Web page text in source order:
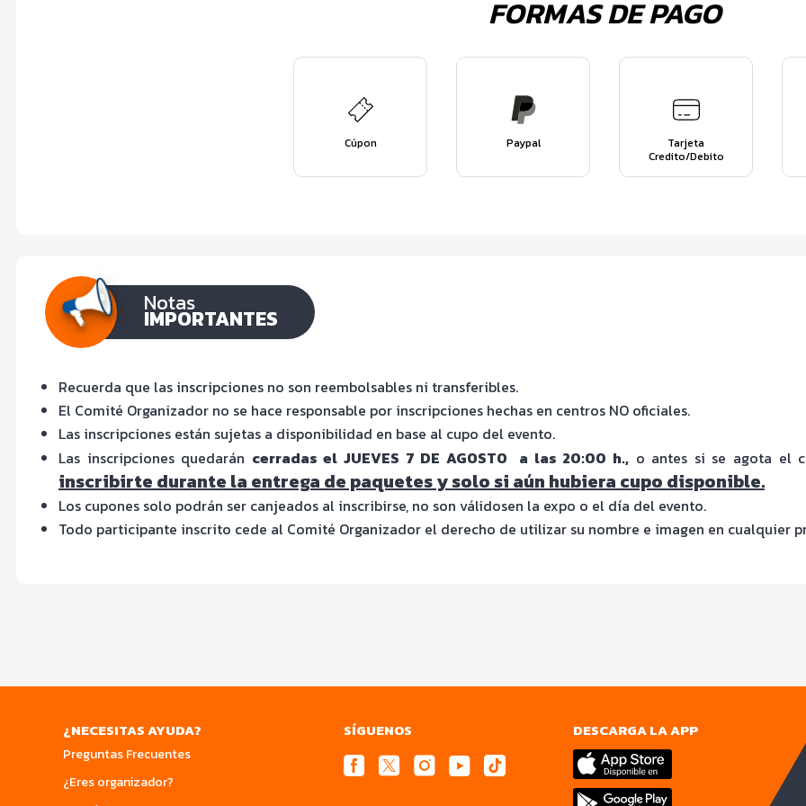
FORMAS DE PAGO
Cúpon Paypal
Tarjeta
Credito/Debito
Notas
IMPORTANTES
Recuerda que las inscripciones no son reembolsables ni transferibles.
El Comité Organizador no se hace responsable por inscripciones hechas en centros NO oficiales.
Las inscripciones están sujetas a disponibilidad en base al cupo del evento.
Las inscripciones quedarán cerradas el JUEVES 7 DE AGOSTO a las 20:00 h., o antes si se agota el
inscribirte durante la entrega de paquetes y solo si aún hubiera cupo disponible.
Los cupones solo podrán ser canjeados al inscribirse, no son válidosen la expo o el día del evento.
Todo participante inscrito cede al Comité Organizador el derecho de utilizar su nombre e imagen en cualquier
¿NECESITAS AYUDA?
Preguntas Frecuentes
¿Eres organizador?
SÍGUENOS DESCARGA LA APP